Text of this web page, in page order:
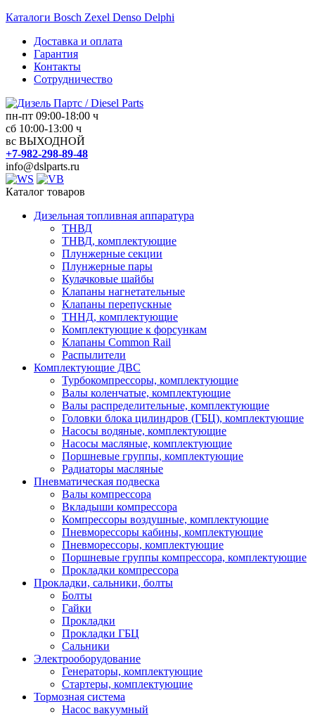
Перейти
содержимому
Каталоги Bosch Zexel Denso Delphi
Доставка и оплата
Гарантия
Контакты
Сотрудничество
Дизель
Партс
/
Diesel
Parts
Дизельная
топливная
аппаратура
пн-пт 09:00-18:00 ч
сб 10:00-13:00 ч
вс ВЫХОДНОЙ
+7-982-298-89-48
info@dslparts.ru
Каталог товаров
Дизельная топливная аппаратура
ТНВД
ТНВД, комплектующие
Плунжерные секции
Плунжерные пары
Кулачковые шайбы
Клапаны нагнетательные
Клапаны перепускные
ТННД, комплектующие
Комплектующие к форсункам
Клапаны Common Rail
Распылители
Комплектующие ДВС
Турбокомпрессоры, комплектующие
Валы коленчатые, комплектующие
Валы распределительные, комплектующие
Головки блока цилиндров (ГБЦ), комплектующие
Насосы водяные, комплектующие
Насосы масляные, комплектующие
Поршневые группы, комплектующие
Радиаторы масляные
Пневматическая подвеска
Валы компрессора
Вкладыши компрессора
Компрессоры воздушные, комплектующие
Пневморессоры кабины, комплектующие
Пневморессоры, комплектующие
Поршневые группы компрессора, комплектующие
Прокладки компрессора
Прокладки, сальники, болты
Болты
Гайки
Прокладки
Прокладки ГБЦ
Сальники
Электрооборудование
Генераторы, комплектующие
Стартеры, комплектующие
Тормозная система
Насос вакуумный